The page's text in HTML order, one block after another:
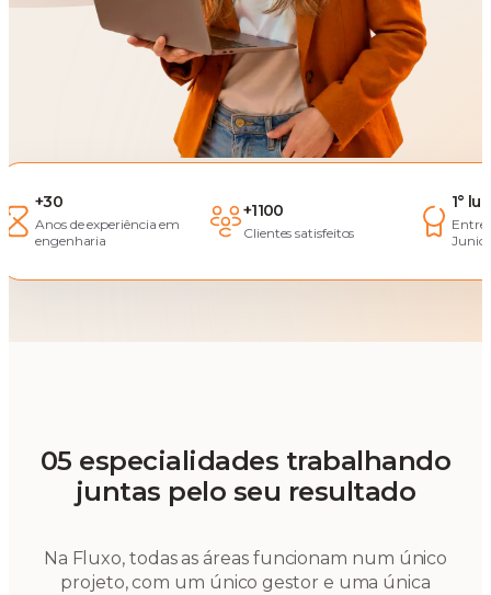
+30
Anos de experiência em
engenharia
+1100
Clientes satisfeitos
1°
Entre
05 especialidades trabalhando
juntas pelo seu resultado
Na Fluxo, todas as áreas funcionam num único
projeto, com um único gestor e uma única